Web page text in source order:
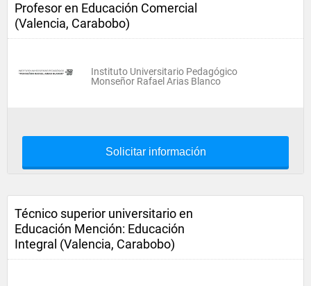
Profesor en Educación Comercial
(Valencia, Carabobo)
Instituto Universitario Pedagógico
Monseñor Rafael Arias Blanco
Solicitar información
Técnico superior universitario en
Educación Mención: Educación
Integral (Valencia, Carabobo)